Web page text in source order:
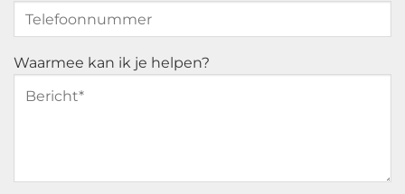
Waarmee kan ik je helpen?